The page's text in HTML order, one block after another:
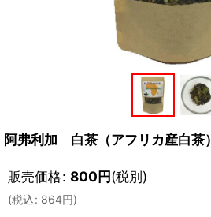
阿弗利加 白茶（アフリカ産白茶）
販売価格: 800円(税別)
(税込: 864円)